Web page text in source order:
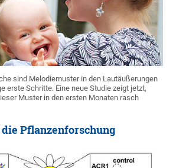
sind Melodiemuster in den Lautäußerungen
erste Schritte. Eine neue Studie zeigt jetzt,
Muster in den ersten Monaten rasch
Pflanzenforschung